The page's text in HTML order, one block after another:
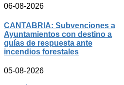
06-08-2026
CANTABRIA: Subvenciones a
Ayuntamientos con destino a
guías de respuesta ante
incendios forestales
05-08-2026